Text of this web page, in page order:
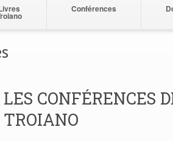
Conférences
LES CONFÉRENCES
TROIANO